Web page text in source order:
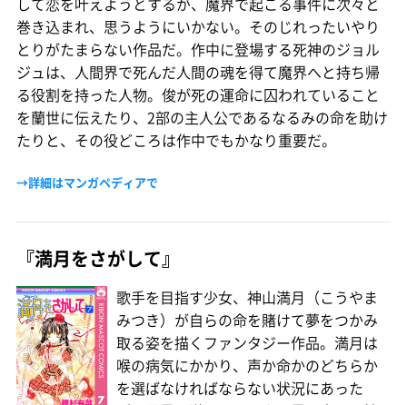
巻き込まれ、思うようにいかない。そのじれったいやり
とりがたまらない作品だ。作中に登場する死神のジョル
ジュは、人間界で死んだ人間の魂を得て魔界へと持ち帰
る役割を持った人物。俊が死の運命に囚われていること
を蘭世に伝えたり、2部の主人公であるなるみの命を助け
たりと、その役どころは作中でもかなり重要だ。
→詳細はマンガペディアで
『満月をさがして』
歌手を目指す少女、神山満月（こうやま
みつき）が自らの命を賭けて夢をつかみ
取る姿を描くファンタジー作品。満月は
喉の病気にかかり、声か命かのどちらか
を選ばなければならない状況にあった